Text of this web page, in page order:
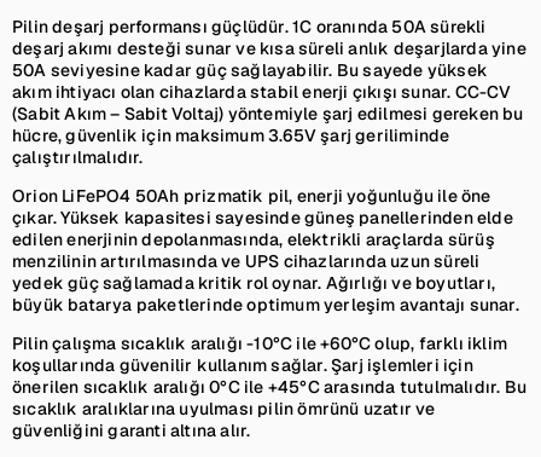
Pilin deşarj performansı güçlüdür. 1C oranında 50A sürekli
deşarj akımı desteği sunar ve kısa süreli anlık deşarjlarda yine
50A seviyesine kadar güç sağlayabilir. Bu sayede yüksek
akım ihtiyacı olan cihazlarda stabil enerji çıkışı sunar. CC-CV
(Sabit Akım – Sabit Voltaj) yöntemiyle şarj edilmesi gereken bu
hücre, güvenlik için maksimum 3.65V şarj geriliminde
çalıştırılmalıdır.
Orion LiFePO4 50Ah prizmatik pil, enerji yoğunluğu ile öne
çıkar. Yüksek kapasitesi sayesinde güneş panellerinden elde
edilen enerjinin depolanmasında, elektrikli araçlarda sürüş
menzilinin artırılmasında ve UPS cihazlarında uzun süreli
yedek güç sağlamada kritik rol oynar. Ağırlığı ve boyutları,
büyük batarya paketlerinde optimum yerleşim avantajı sunar.
Pilin çalışma sıcaklık aralığı -10°C ile +60°C olup, farklı iklim
koşullarında güvenilir kullanım sağlar. Şarj işlemleri için
önerilen sıcaklık aralığı 0°C ile +45°C arasında tutulmalıdır. Bu
sıcaklık aralıklarına uyulması pilin ömrünü uzatır ve
güvenliğini garanti altına alır.